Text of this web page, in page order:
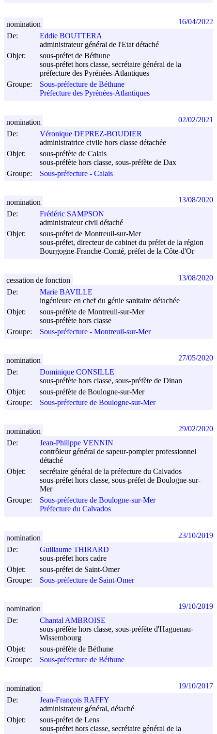
De:
Eddie BOUTTERA
administrateur général de l'Etat détaché
Objet:
sous-préfet de Béthune
sous-préfet hors classe, secrétaire général de la
préfecture des Pyrénées-Atlantiques
Groupe:
Sous-préfecture de Béthune
Préfecture des Pyrénées-Atlantiques
nomination 16/04/2022
De:
Véronique DEPREZ-BOUDIER
administratrice civile hors classe détachée
Objet:
sous-préfète de Calais
sous-préfète hors classe, sous-préfète de Dax
Groupe:
Sous-préfecture - Calais
nomination 02/02/2021
De:
Frédéric SAMPSON
administrateur civil détaché
Objet:
sous-préfet de Montreuil-sur-Mer
sous-préfet, directeur de cabinet du préfet de la région
Bourgogne-Franche-Comté, préfet de la Côte-d'Or
nomination 13/08/2020
De:
Marie BAVILLE
ingénieure en chef du génie sanitaire détachée
Objet:
sous-préfète de Montreuil-sur-Mer
sous-préfète hors classe
Groupe:
Sous-préfecture - Montreuil-sur-Mer
cessation de fonction 13/08/2020
De:
Dominique CONSILLE
sous-préfète hors classe, sous-préfète de Dinan
Objet:
sous-préfète de Boulogne-sur-Mer
Groupe:
Sous-préfecture de Boulogne-sur-Mer
nomination 27/05/2020
De:
Jean-Philippe VENNIN
contrôleur général de sapeur-pompier professionnel
détaché
Objet:
secrétaire général de la préfecture du Calvados
sous-préfet hors classe, sous-préfet de Boulogne-sur-
Mer
Groupe:
Sous-préfecture de Boulogne-sur-Mer
Préfecture du Calvados
nomination 29/02/2020
De:
Guillaume THIRARD
sous-préfet hors cadre
Objet:
sous-préfet de Saint-Omer
Groupe:
Sous-préfecture de Saint-Omer
nomination 23/10/2019
De:
Chantal AMBROISE
sous-préfète hors classe, sous-préfète d'Haguenau-
Wissembourg
Objet:
sous-préfète de Béthune
Groupe:
Sous-préfecture de Béthune
nomination 19/10/2019
De:
Jean-François RAFFY
administrateur général, détaché
Objet:
sous-préfet de Lens
sous-préfet hors classe, secrétaire général de la
nomination 19/10/2017